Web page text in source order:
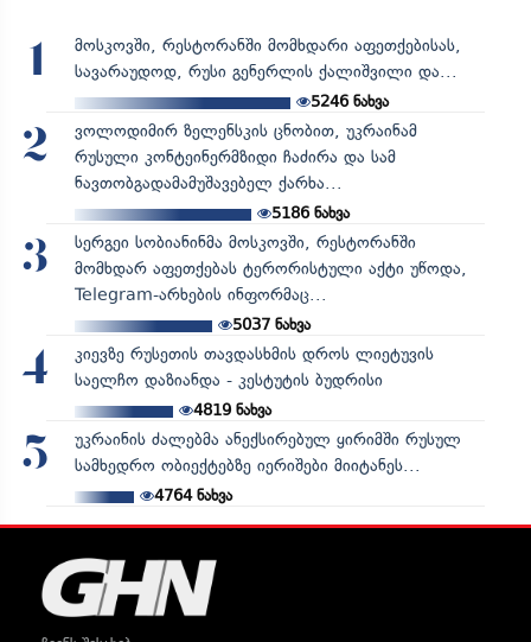
1
მოსკოვში, რესტორანში მომხდარი აფეთქებისას,
სავარაუდოდ, რუსი გენერლის ქალიშვილი და...
5246ნახვა
2
ვოლოდიმირ ზელენსკის ცნობით, უკრაინამ
რუსული კონტეინერმზიდი ჩაძირა და სამ
ნავთობგადამამუშავებელ ქარხა...
5186ნახვა
3
სერგეი სობიანინმა მოსკოვში, რესტორანში
მომხდარ აფეთქებას ტერორისტული აქტი უწოდა,
Telegram-არხების ინფორმაც...
5037ნახვა
4
კიევზე რუსეთის თავდასხმის დროს ლიეტუვის
საელჩო დაზიანდა - კესტუტის ბუდრისი
4819ნახვა
5
უკრაინის ძალებმა ანექსირებულ ყირიმში რუსულ
სამხედრო ობიექტებზე იერიშები მიიტანეს...
4764ნახვა